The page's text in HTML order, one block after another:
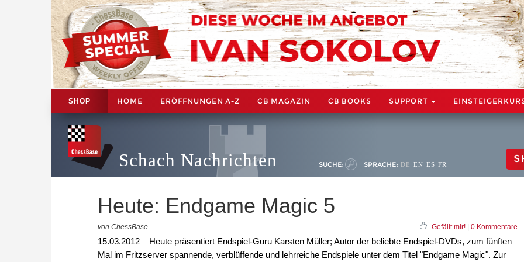
SHOP HOME ERÖFFNUNGEN A-Z CB MAGAZIN CB BOOKS SUPPORT
Schach Nachrichten SUCHE: SPRACHE: DE EN ES FR
Heute: Endgame Magic 5
von ChessBase Gefällt mir!| 0 Kommentare
15.03.2012 – Heute präsentiert Endspiel-Guru Karsten Müller; Autor der beliebte Endspiel-DVDs, zum fünften
Mal im Fritzserver spannende, verblüffende und lehrreiche Endspiele unter dem Titel "Endgame Magic". Zur